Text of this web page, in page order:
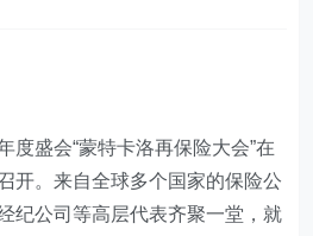
度盛会“蒙特卡洛再保险大会”在
开。来自全球多个国家的保险公
纪公司等高层代表齐聚一堂，就